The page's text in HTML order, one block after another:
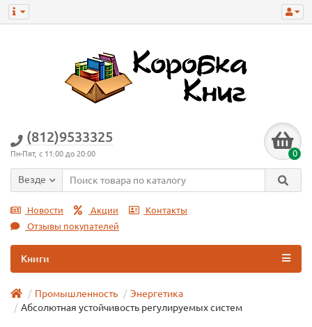
(812)9533325
Пн-Пят, с 11:00 до 20:00 0
Везде
Новости Акции
Контакты
Отзывы покупателей
Книги
Промышленность
Энергетика
Абсолютная устойчивость регулируемых систем